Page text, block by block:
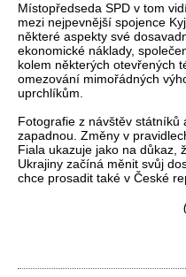
Místopředseda SPD v tom
mezi nejpevnější spojence
některé aspekty své
ekonomické náklady,
kolem některých otevřených
omezování mimořádných
uprchlíkům.
Fotografie z návštěv státníků
zapadnou. Změny v
Fiala ukazuje jako na důkaz,
Ukrajiny začíná měnit svůj
chce prosadit také v České